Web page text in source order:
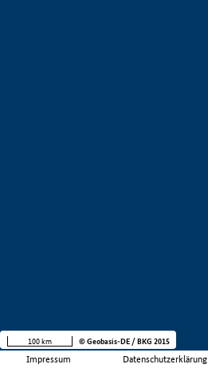
Impressum Datenschutzerklärung
100 km © Geobasis-DE / BKG 2015